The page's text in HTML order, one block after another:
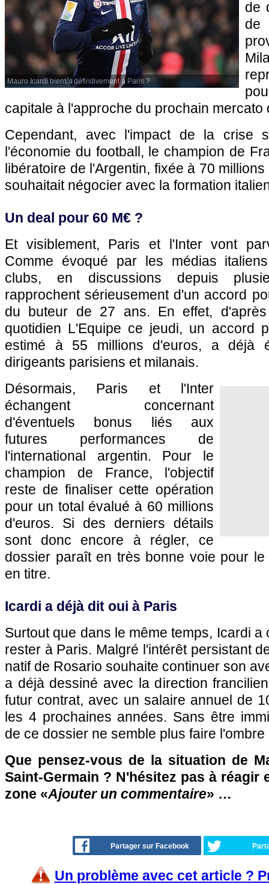
Mauro Icardi bientôt définitivement à Paris ?
de
capitale à l'approche du prochain mercato
Cependant, avec l'impact de la crise
l'économie du football, le champion de
libératoire de l'Argentin, fixée à 70
souhaitait négocier avec la formation
Un deal pour 60 M€ ?
Et visiblement, Paris et l'Inter vont
Comme évoqué par les médias
clubs, en discussions depuis
rapprochent sérieusement d'un accord
du buteur de 27 ans. En effet,
quotidien L'Equipe ce jeudi, un accord
estimé à 55 millions d'euros, a déjà
dirigeants parisiens et milanais.
Désormais, Paris et l'Inter
échangent concernant
d'éventuels bonus liés aux
futures performances de
l'international argentin. Pour le
champion de France, l'objectif
reste de finaliser cette opération
pour un total évalué à 60 millions
d'euros. Si des derniers détails
sont donc encore à régler, ce
dossier paraît en très bonne voie pour
en titre.
Icardi a déjà dit oui à Paris
Surtout que dans le même temps, Icardi
rester à Paris. Malgré l'intérêt persistant
natif de Rosario souhaite continuer son
a déjà dessiné avec la direction
futur contrat, avec un salaire annuel de
les 4 prochaines années. Sans être
de ce dossier ne semble plus faire l'ombre
Que pensez-vous de la situation de
Saint-Germain ? N'hésitez pas à réagir
zone «Ajouter un commentaire» …
Partager sur Facebook
Un problème avec cet article ?